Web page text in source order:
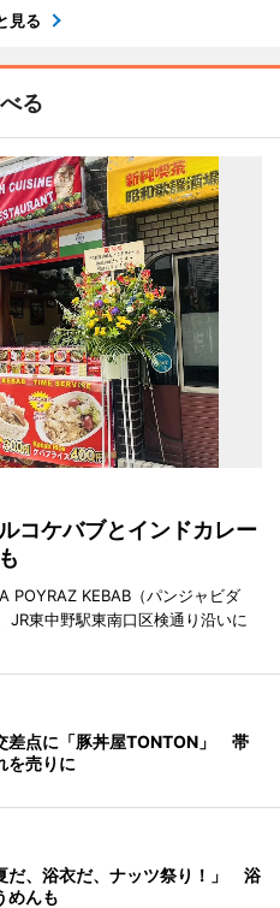
見る
る
コケバブとインドカレー
POYRAZ KEBAB（パンジャビダ
JR東中野駅東南口区検通り沿いに
差点に「豚丼屋TONTON」 帯
を売りに
だ、浴衣だ、ナッツ祭り！」 浴
めんも